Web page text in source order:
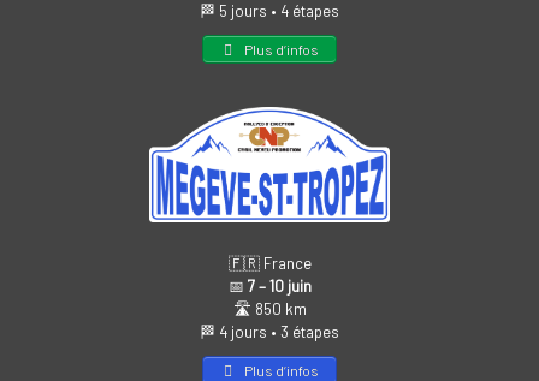
🏁 5 jours • 4 étapes
Plus d’infos
🇫🇷 France
📅 7 – 10 juin
🛣️ 850 km
🏁 4 jours • 3 étapes
Plus d’infos